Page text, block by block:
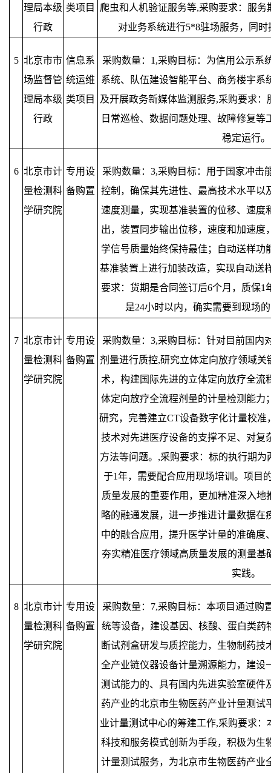
理局本级
行政
类项目
爬虫和人机验证服务等,采购要求：服务
对业务系统进行5*8驻场服务，同
5 北京市市
场监督管
理局本级
行政
信息系
统运维
类项目
采购数量：1,采购目标：为信用公示系
系统、队伍建设智能平台、商务楼宇系
及开展政务新媒体监测服务,采购要求：
日常巡检、数据问题处理、故障修复
稳定运行。
6 北京市计
量检测科
学研究院
专用设
备购置
采购数量：3,采购目标：用于国家冲击
控制，确保其先进性、最高技术水平以
速度测量，实现基准装置的位移、速度
出，装置同步输出位移，速度和加速度
学信号质量始终保持最佳；自动送样功
基准装置上进行加装改造，实现自动送
要求：货期是合同签订后6个月，质保1
是24小时以内，确实需要到现场
7 北京市计
量检测科
学研究院
专用设
备购置
采购数量：3,采购目标：针对目前国内
剂量进行质控,研究立体定向放疗领域
术，构建国际先进的立体定向放疗全流
体定向放疗全流程剂量的计量检测能力
研究，完善建立CT设备数字化计量校
技术对先进医疗设备的支撑不足、对复
方法等问题。,采购要求：标的执行期
于1年，需要配合应用现场培训。项目
质量发展的重要作用，更加精准深入地
略的融通发展，进一步推进计量数据在
中的融合应用，提升医学计量的准确度
夯实精准医疗领域高质量发展的测量基
实践。
8 北京市计
量检测科
学研究院
专用设
备购置
采购数量：7,采购目标：本项目通过购
统等设备，建设基因、核酸、蛋白类
断试剂盒研发与质控能力，生物制药技
全产业链仪器设备计量溯源能力，建设
测试能力的、具有国内先进实验室硬件
药产业的北京市生物医药产业计量测试
业计量测试中心的筹建工作,采购要求
科技和服务模式创新为手段，积极为生
计量测试服务，为北京市生物医药产业